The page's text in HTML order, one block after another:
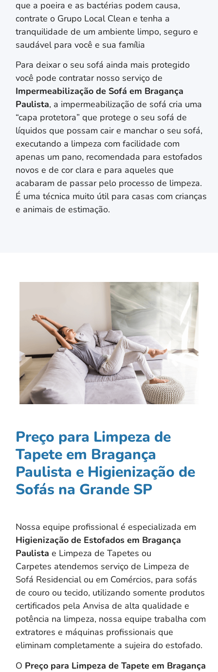
que a poeira e as bactérias podem causa,
contrate o Grupo Local Clean e tenha a
tranquilidade de um ambiente limpo, seguro e
saudável para você e sua família
Para deixar o seu sofá ainda mais protegido
você pode contratar nosso serviço de
Impermeabilização de Sofá em Bragança
Paulista, a impermeabilização de sofá cria uma
“capa protetora” que protege o seu sofá de
líquidos que possam cair e manchar o seu sofá,
executando a limpeza com facilidade com
apenas um pano, recomendada para estofados
novos e de cor clara e para aqueles que
acabaram de passar pelo processo de limpeza.
É uma técnica muito útil para casas com crianças
e animais de estimação.
Preço para Limpeza de
Tapete em Bragança
Paulista e Higienização de
Sofás na Grande SP
Nossa equipe profissional é especializada em
Higienização de Estofados em Bragança
Paulista e Limpeza de Tapetes ou
Carpetes atendemos serviço de Limpeza de
Sofá Residencial ou em Comércios, para sofás
de couro ou tecido, utilizando somente produtos
certificados pela Anvisa de alta qualidade e
potência na limpeza, nossa equipe trabalha com
extratores e máquinas profissionais que
eliminam completamente a sujeira do estofado.
O Preço para Limpeza de Tapete em Bragança